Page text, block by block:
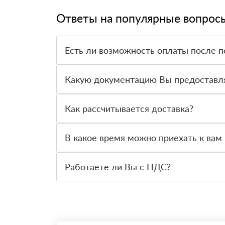
Ответы на популярные
Есть ли возможность оплаты после
вправе от него отказаться.
Какую документацию Вы
Как рассчитывается доставка?
стоимости и сроков доставки, которые
В какое время можно приехать к вам
Работаете ли Вы с НДС?